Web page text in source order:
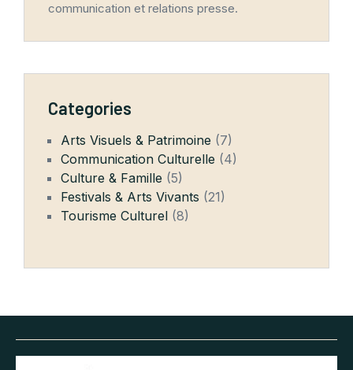
communication et relations presse.
Categories
Arts Visuels & Patrimoine (7)
Communication Culturelle (4)
Culture & Famille (5)
Festivals & Arts Vivants (21)
Tourisme Culturel (8)